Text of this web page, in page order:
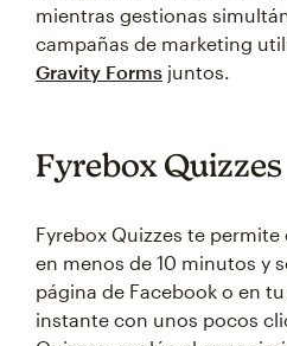
mientras gestionas
campañas de marketing
Gravity Forms juntos.
Fyrebox Quizzes
Fyrebox Quizzes te
en menos de 10 minutos y
página de Facebook o en
instante con unos pocos